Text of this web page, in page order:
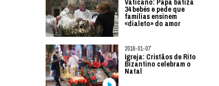
Vaticano: Papa batiza
34 bebés e pede que
famílias ensinem
«dialeto» do amor
2018-01-07
Igreja: Cristãos de Rito
Bizantino celebram o
Natal